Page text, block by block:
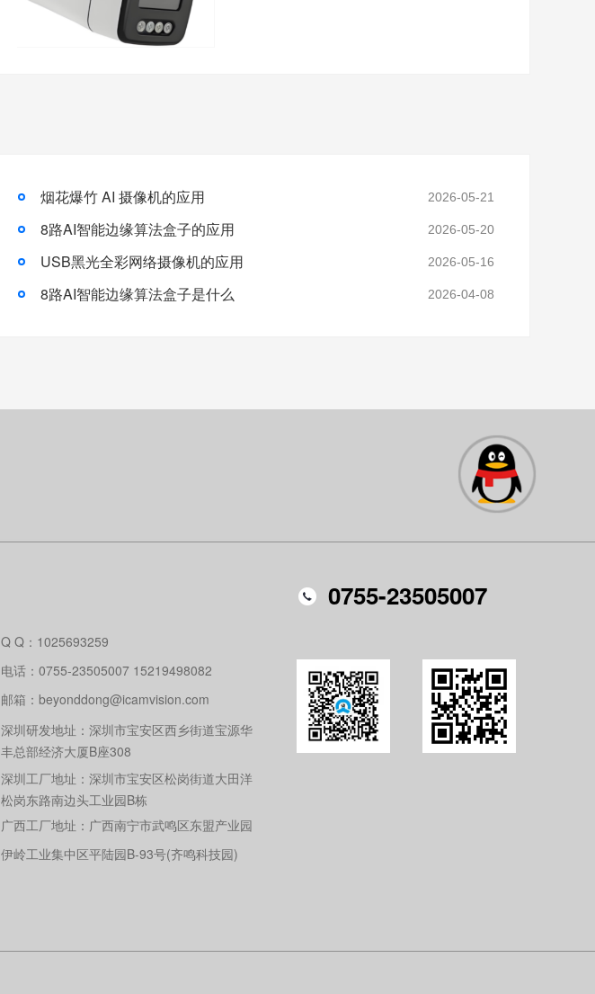
烟花爆竹 AI 摄像机的应用 2026-05-21
8路AI智能边缘算法盒子的应用 2026-05-20
USB黑光全彩网络摄像机的应用 2026-05-16
8路AI智能边缘算法盒子是什么 2026-04-08
Q Q：1025693259
电话：0755-23505007 15219498082
邮箱：beyonddong@icamvision.com
深圳研发地址：深圳市宝安区西乡街道宝源华
丰总部经济大厦B座308
深圳工厂地址：深圳市宝安区松岗街道大田洋
松岗东路南边头工业园B栋
广西工厂地址：广西南宁市武鸣区东盟产业园
伊岭工业集中区平陆园B-93号(齐鸣科技园)
0755-23505007